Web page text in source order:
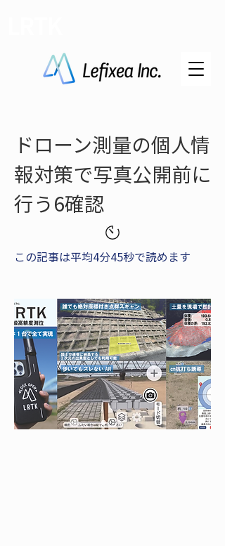
ドローン測量の個人情
報対策で写真公開前に
行う6確認
この記事は平均4分45秒で読めます